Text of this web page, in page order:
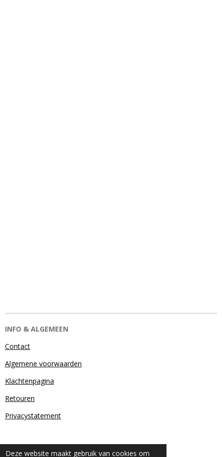
Deze website maakt gebruik van cookies om
INFO & ALGEMEEN
Contact
Algemene voorwaarden
Klachtenpagina
Retouren
Privacystatement